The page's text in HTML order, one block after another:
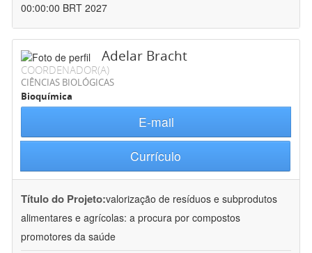
00:00:00 BRT 2027
Adelar Bracht
COORDENADOR(A)
CIÊNCIAS BIOLÓGICAS
Bioquímica
E-mail
Currículo
Título do Projeto:valorização de resíduos e subprodutos
alimentares e agrícolas: a procura por compostos
promotores da saúde